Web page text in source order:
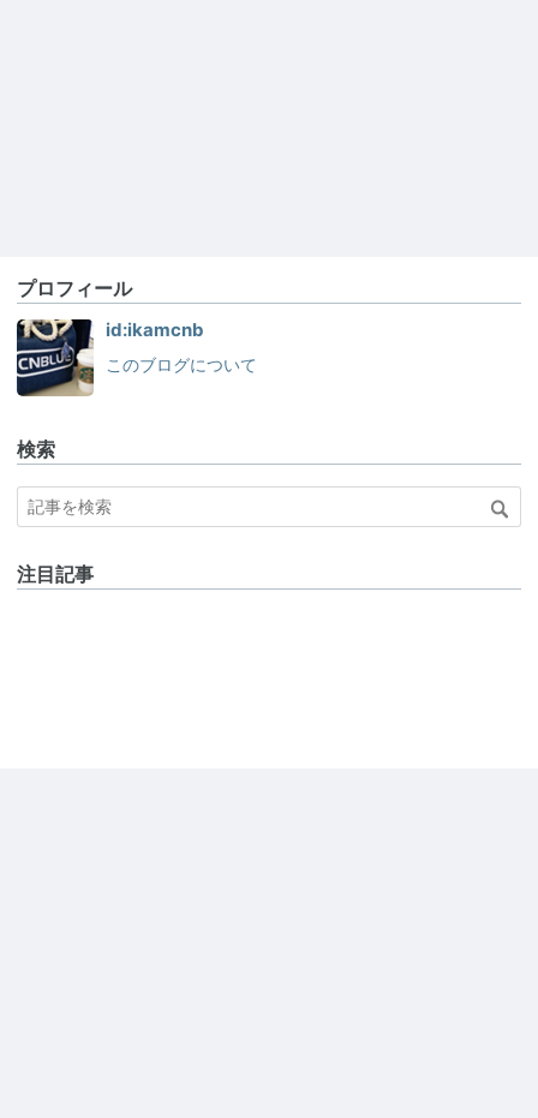
プロフィール
id:ikamcnb
このブログについて
検索
注目記事